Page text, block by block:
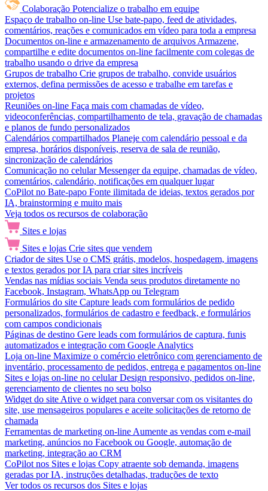
Colaboração Potencialize o trabalho em equipe
Espaço de trabalho on-line Use bate-papo, feed de atividades,
comentários, reações e comunicados em vídeo para toda a empresa
Documentos on-line e armazenamento de arquivos Armazene,
compartilhe e edite documentos on-line facilmente com colegas de
trabalho usando o drive da empresa
Grupos de trabalho Crie grupos de trabalho, convide usuários
externos, defina permissões de acesso e trabalhe em tarefas e
projetos
Reuniões on-line Faça mais com chamadas de vídeo,
videoconferências, compartilhamento de tela, gravação de chamadas
e planos de fundo personalizados
Calendários compartilhados Planeje com calendário pessoal e da
empresa, horários disponíveis, reserva de sala de reunião,
sincronização de calendários
Comunicação no celular Messenger da equipe, chamadas de vídeo,
comentários, calendário, notificações em qualquer lugar
CoPilot no Bate-papo Fonte ilimitada de ideias, textos gerados por
IA, brainstorming e muito mais
Veja todos os recursos de colaboração
Sites e lojas
Sites e lojas Crie sites que vendem
Criador de sites Use o CMS grátis, modelos, hospedagem, imagens
e textos gerados por IA para criar sites incríveis
Vendas nas mídias sociais Venda seus produtos diretamente no
Facebook, Instagram, WhatsApp ou Telegram
Formulários do site Capture leads com formulários de pedido
personalizados, formulários de cadastro e feedback, e formulários
com campos condicionais
Páginas de destino Gere leads com formulários de captura, funis
automatizados e integração com Google Analytics
Loja on-line Maximize o comércio eletrônico com gerenciamento de
inventário, processamento de pedidos, entrega e pagamentos on-line
Sites e lojas on-line no celular Design responsivo, pedidos on-line,
gerenciamento de clientes no seu bolso
Widget do site Ative o widget para conversar com os visitantes do
site, use mensageiros populares e aceite solicitações de retorno de
chamada
Ferramentas de marketing on-line Aumente as vendas com e-mail
marketing, anúncios no Facebook ou Google, automação de
marketing, integração ao CRM
CoPilot nos Sites e lojas Copy atraente sob demanda, imagens
geradas por IA, instruções detalhadas, traduções de texto
Ver todos os recursos dos Sites e lojas